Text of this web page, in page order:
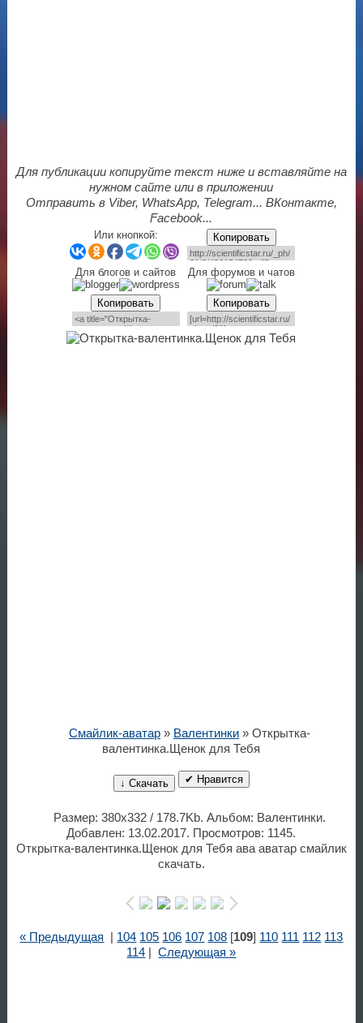
Для публикации копируйте текст ниже и вставляйте на
нужном сайте или в приложении
Отправить в Viber, WhatsApp, Telegram... ВКонтакте,
Facebook...
Или кнопкой: Копировать
Для блогов и сайтов Для форумов и чатов
Копировать Копировать
Смайлик-аватар» Валентинки» Открытка-
валентинка.Щенок для Тебя
↓ Скачать ✔ Нравится
Размер: 380x332 / 178.7Kb. Альбом: Валентинки.
Добавлен: 13.02.2017. Просмотров: 1145.
Открытка-валентинка.Щенок для Тебя ава аватар смайлик
скачать.
« Предыдущая 104 105 106 107 108 [109] 110 111 112 113
114 |Следующая »